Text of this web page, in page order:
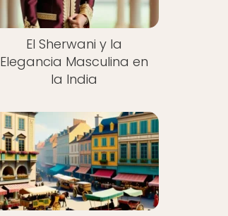
El Sherwani y la
Elegancia Masculina en
la India